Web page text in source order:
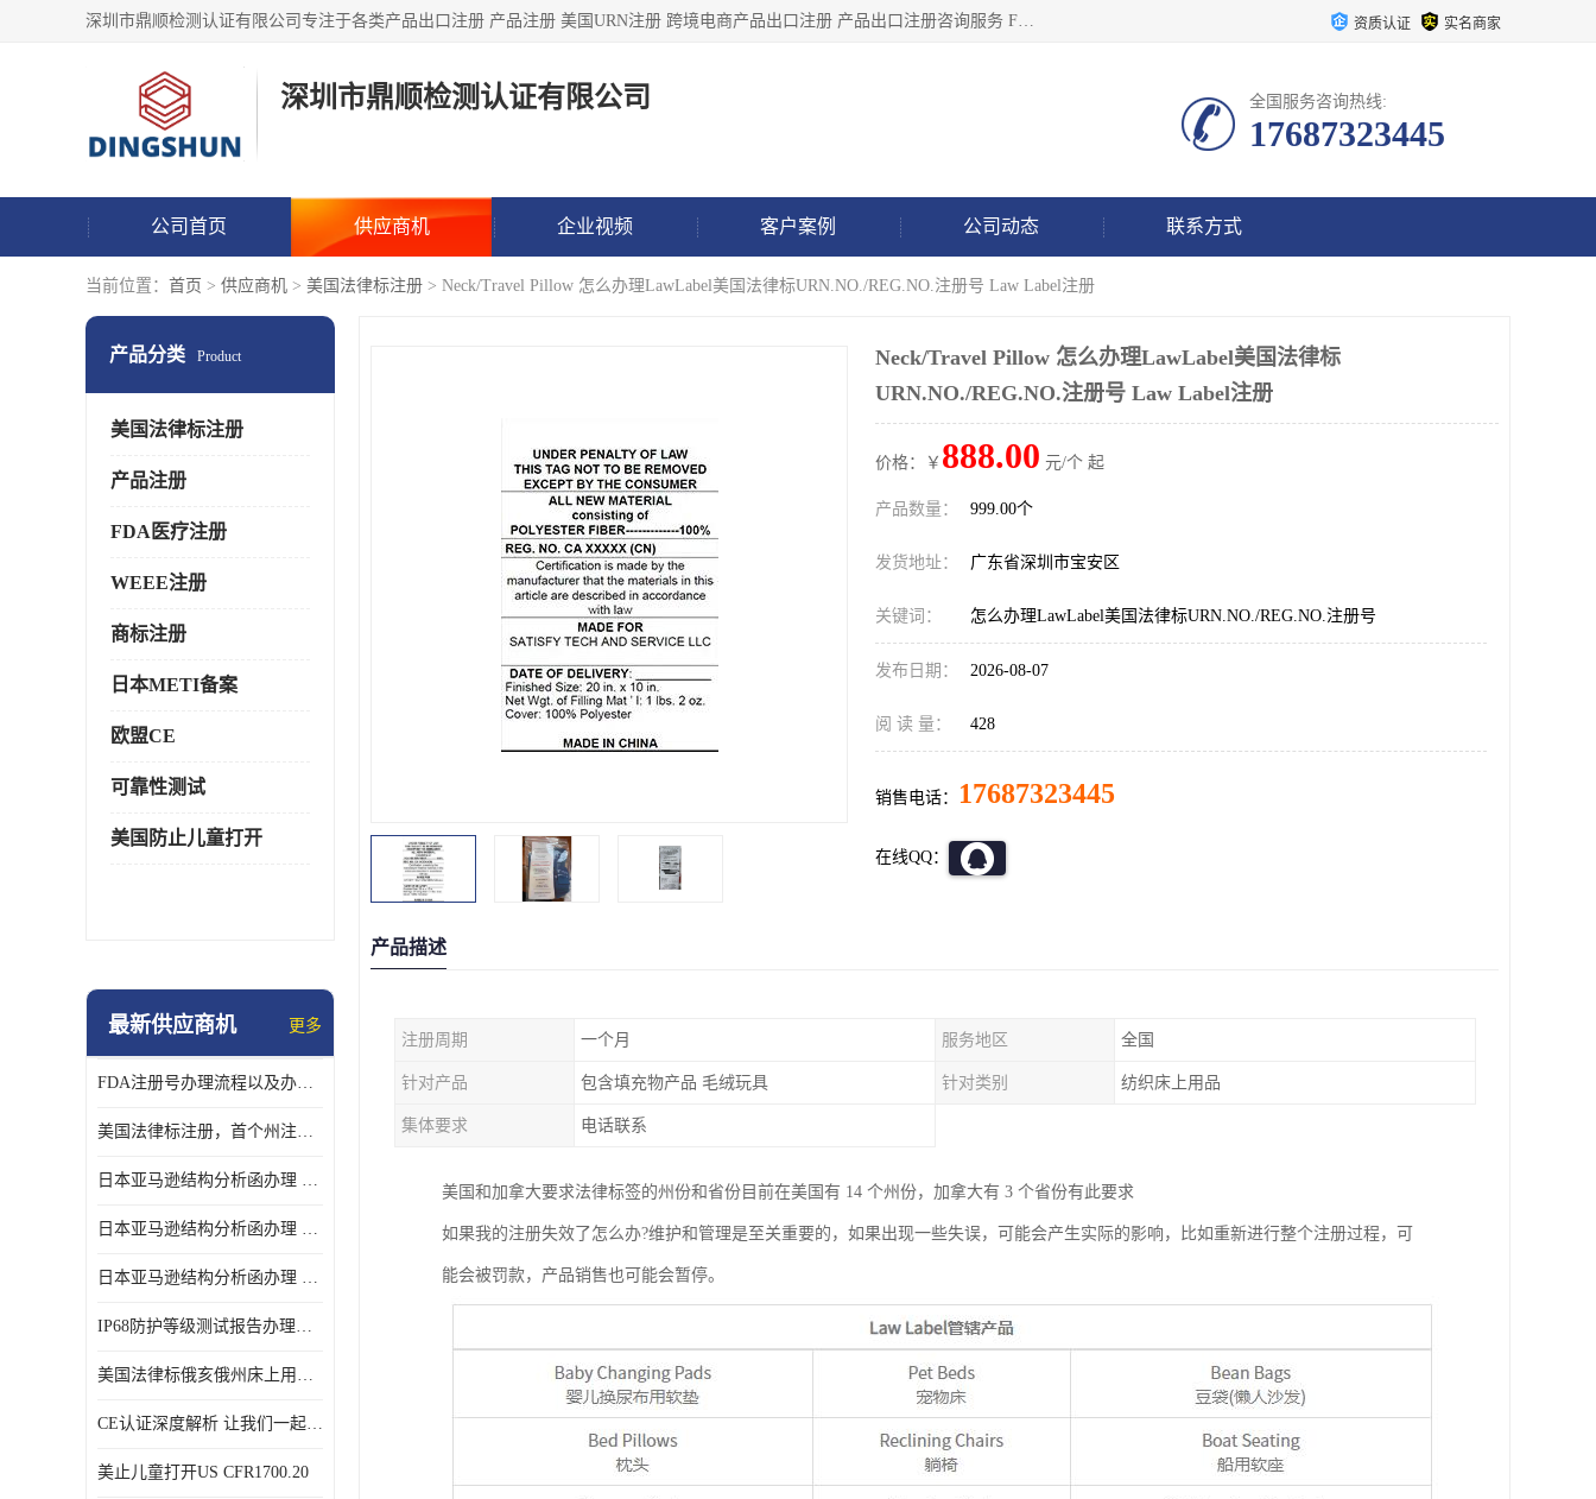
深圳市鼎顺检测认证有限公司专注于各类产品出口注册 产品注册 美国URN注册 跨境电商产品出口注册 产品出口注册咨询服务 FDA食品注册等我们是一家商务服务公司，为客户提供商标注册，本公司实力雄厚，能满足客户多种需求。 资质认证 实名商家
深圳市鼎顺检测认证有限公司 全国服务咨询热线:
17687323445
公司首页 供应商机 企业视频 客户案例 公司动态 联系方式
当前位置： 首页 > 供应商机 > 美国法律标注册 > Neck/Travel Pillow 怎么办理LawLabel美国法律标URN.NO./REG.NO.注册号 Law Label注册
产品分类 Product
美国法律标注册
产品注册
FDA医疗注册
WEEE注册
商标注册
日本METI备案
欧盟CE
可靠性测试
美国防止儿童打开
最新供应商机 更多
FDA注册号办理流程以及办理周期是多久
美国法律标注册，首个州注册该如何选择
日本亚马逊结构分析函办理 日本亚马逊 电饭煲
日本亚马逊结构分析函办理 日本亚马逊 热水壶等；
日本亚马逊结构分析函办理 日本亚马逊 果汁搅拌机
IP68防护等级测试报告办理标准要求
美国法律标俄亥俄州床上用品许可证讲解！
CE认证深度解析 让我们一起来认识CE认证
美止儿童打开US CFR1700.20
Neck/Travel Pillow 怎么办理LawLabel美国法律标
URN.NO./REG.NO.注册号 Law Label注册
价格：￥ 888.00 元/个 起
产品数量： 999.00个
发货地址： 广东省深圳市宝安区
关键词： 怎么办理LawLabel美国法律标URN.NO./REG.NO.注册号
发布日期： 2026-08-07
阅 读 量： 428
销售电话： 17687323445
在线QQ：
产品描述
注册周期 一个月 服务地区 全国
针对产品 包含填充物产品 毛绒玩具 针对类别 纺织床上用品
集体要求 电话联系
美国和加拿大要求法律标签的州份和省份目前在美国有 14 个州份，加拿大有 3 个省份有此要求
如果我的注册失效了怎么办?维护和管理是至关重要的，如果出现一些失误，可能会产生实际的影响，比如重新进行整个注册过程，可
能会被罚款，产品销售也可能会暂停。